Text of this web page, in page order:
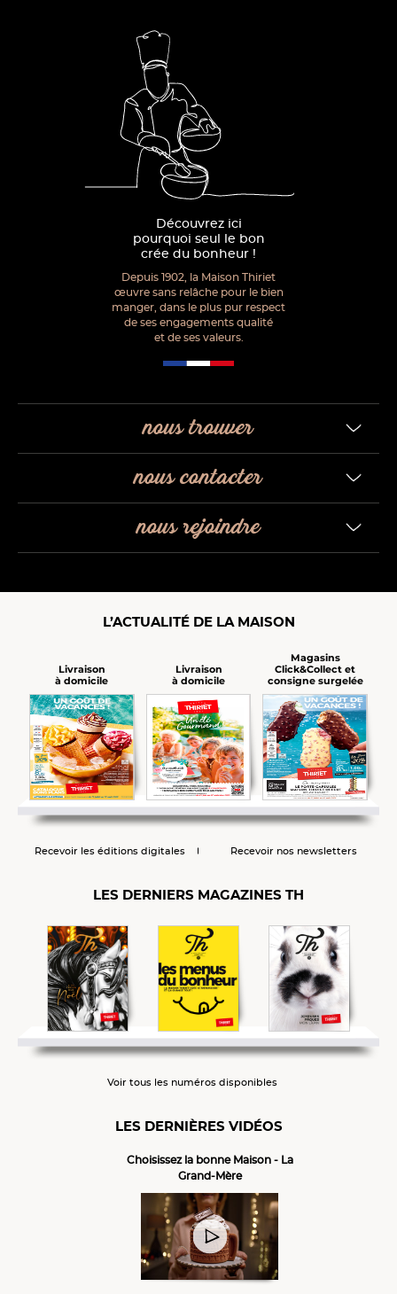
Découvrez ici
pourquoi seul le bon
crée du bonheur !
Depuis 1902, la Maison Thiriet
œuvre sans relâche pour le bien
manger, dans le plus pur respect
de ses engagements qualité
et de ses valeurs.
nous trouver
nous contacter
nous rejoindre
L’ACTUALITÉ DE LA MAISON
Livraison
à domicile
Livraison
à domicile
Magasins
Click&Collect et
consigne surgelée
Recevoir les éditions digitales Recevoir nos newsletters
LES DERNIERS MAGAZINES TH
Voir tous les numéros disponibles
LES DERNIÈRES VIDÉOS
Choisissez la bonne Maison - La
Grand-Mère